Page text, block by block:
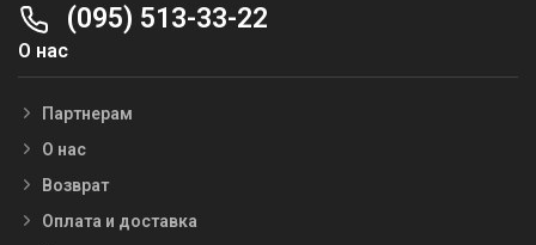
(095) 513-33-22
О нас
Партнерам
О нас
Возврат
Оплата и доставка